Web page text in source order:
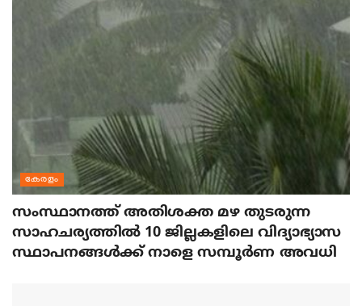
കേരളം
സംസ്ഥാനത്ത് അതിശക്ത മഴ തുടരുന്ന
സാഹചര്യത്തിൽ 10 ജില്ലകളിലെ വിദ്യാഭ്യാസ
സ്ഥാപനങ്ങൾക്ക് നാളെ സമ്പൂർണ അവധി